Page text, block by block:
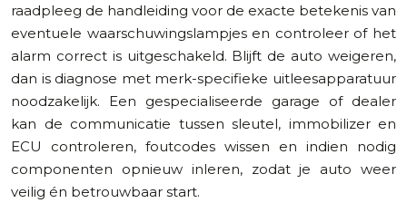
raadpleeg de handleiding voor de exacte betekenis van
eventuele waarschuwingslampjes en controleer of het
alarm correct is uitgeschakeld. Blijft de auto weigeren,
dan is diagnose met merk-specifieke uitleesapparatuur
noodzakelijk. Een gespecialiseerde garage of dealer
kan de communicatie tussen sleutel, immobilizer en
ECU controleren, foutcodes wissen en indien nodig
componenten opnieuw inleren, zodat je auto weer
veilig én betrouwbaar start.